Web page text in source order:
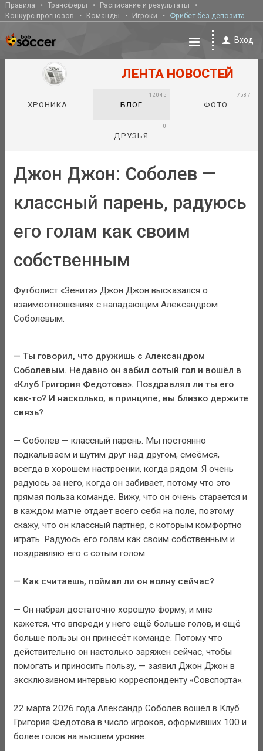
Правила Трансферы
Расписание и результаты
Конкурс прогнозов
Команды Игроки Фрибет без депозита
Вход
ЛЕНТА НОВОСТЕЙ
ХРОНИКА БЛОГ
12045
ФОТО
7587
ДРУЗЬЯ
0
Джон Джон: Соболев —
классный парень, радуюсь
его голам как своим
собственным
Футболист «Зенита» Джон Джон высказался о
взаимоотношениях с нападающим Александром
Соболевым.
— Ты говорил, что дружишь с Александром
Соболевым. Недавно он забил сотый гол и вошёл в
«Клуб Григория Федотова». Поздравлял ли ты его
как-то? И насколько, в принципе, вы близко держите
связь?
— Соболев — классный парень. Мы постоянно
подкалываем и шутим друг над другом, смеёмся,
всегда в хорошем настроении, когда рядом. Я очень
радуюсь за него, когда он забивает, потому что это
прямая польза команде. Вижу, что он очень старается и
в каждом матче отдаёт всего себя на поле, поэтому
скажу, что он классный партнёр, с которым комфортно
играть. Радуюсь его голам как своим собственным и
поздравляю его с сотым голом.
— Как считаешь, поймал ли он волну сейчас?
— Он набрал достаточно хорошую форму, и мне
кажется, что впереди у него ещё больше голов, и ещё
больше пользы он принесёт команде. Потому что
действительно он настолько заряжен сейчас, чтобы
помогать и приносить пользу, — заявил Джон Джон в
эксклюзивном интервью корреспонденту «Совспорта».
22 марта 2026 года Александр Соболев вошёл в Клуб
Григория Федотова в число игроков, оформивших 100 и
более голов на высшем уровне.